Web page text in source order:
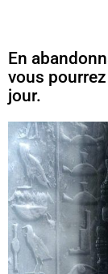
En
vous
jour.